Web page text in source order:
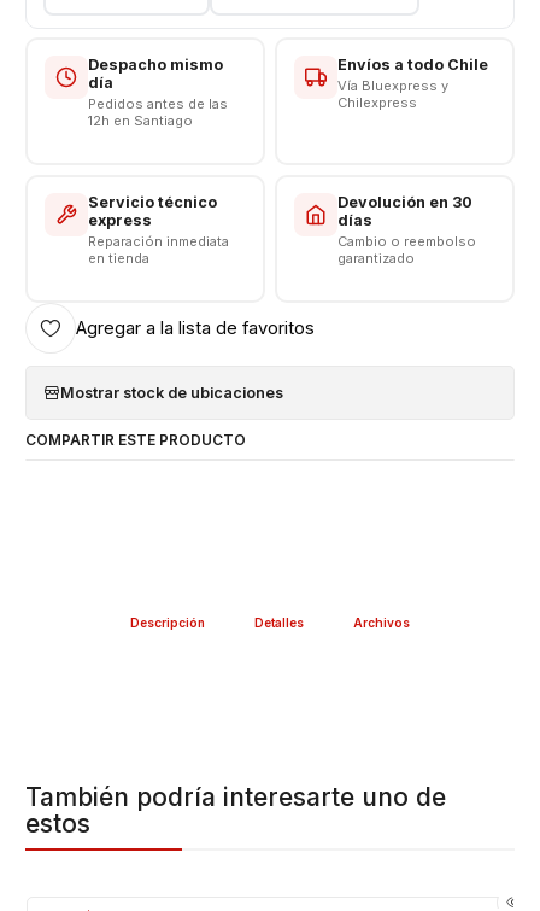
Límite Voltaje: 4.4v
CONSULTE POR INSTALACIÓN EN TIENDA
Despacho mismo
día
Pedidos antes de las
12h en Santiago
Envíos a todo Chile
Vía Bluexpress y
Chilexpress
Servicio técnico
express
Reparación inmediata
en tienda
Devolución en 30
días
Cambio o reembolso
garantizado
Agregar a la lista de favoritos
Mostrar stock de ubicaciones
COMPARTIR ESTE PRODUCTO
Descripción Detalles Archivos
También podría interesarte uno de
estos